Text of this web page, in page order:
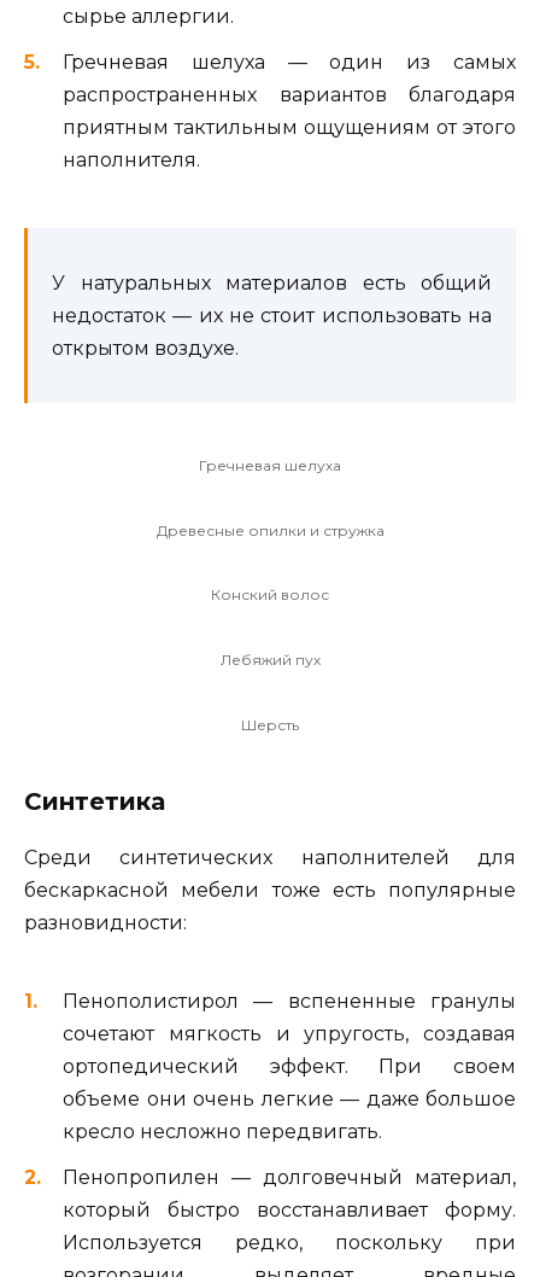
сырье аллергии.
Гречневая шелуха — один из самых
распространенных вариантов благодаря
приятным тактильным ощущениям от этого
наполнителя.
У натуральных материалов есть общий
недостаток — их не стоит использовать на
открытом воздухе.
Гречневая шелуха
Древесные опилки и стружка
Конский волос
Лебяжий пух
Шерсть
Синтетика
Среди синтетических наполнителей для
бескаркасной мебели тоже есть популярные
разновидности:
Пенополистирол — вспененные гранулы
сочетают мягкость и упругость, создавая
ортопедический эффект. При своем
объеме они очень легкие — даже большое
кресло несложно передвигать.
Пенопропилен — долговечный материал,
который быстро восстанавливает форму.
Используется редко, поскольку при